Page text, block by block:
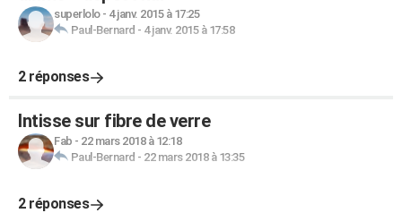
superlolo- 4 janv. 2015 à 17:25
Paul-Bernard - 4 janv. 2015 à 17:58
2 réponses
Intisse sur fibre de verre
Fab - 22 mars 2018 à 12:18
Paul-Bernard - 22 mars 2018 à 13:35
2 réponses